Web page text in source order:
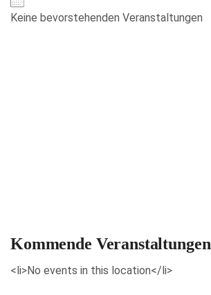
Keine bevorstehenden Veranstaltungen
Kommende Veranstaltungen
<li>No events in this location</li>